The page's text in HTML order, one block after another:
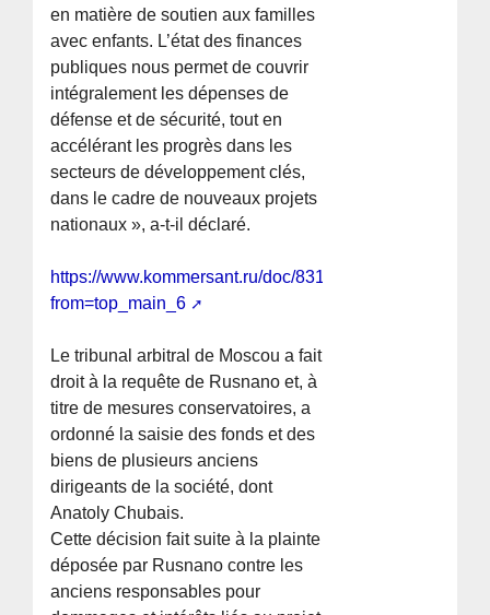
en matière de soutien aux familles
avec enfants. L’état des finances
publiques nous permet de couvrir
intégralement les dépenses de
défense et de sécurité, tout en
accélérant les progrès dans les
secteurs de développement clés,
dans le cadre de nouveaux projets
nationaux », a-t-il déclaré.
https://www.kommersant.ru/doc/8315640?
from=top_main_6
Le tribunal arbitral de Moscou a fait
droit à la requête de Rusnano et, à
titre de mesures conservatoires, a
ordonné la saisie des fonds et des
biens de plusieurs anciens
dirigeants de la société, dont
Anatoly Chubais.
Cette décision fait suite à la plainte
déposée par Rusnano contre les
anciens responsables pour